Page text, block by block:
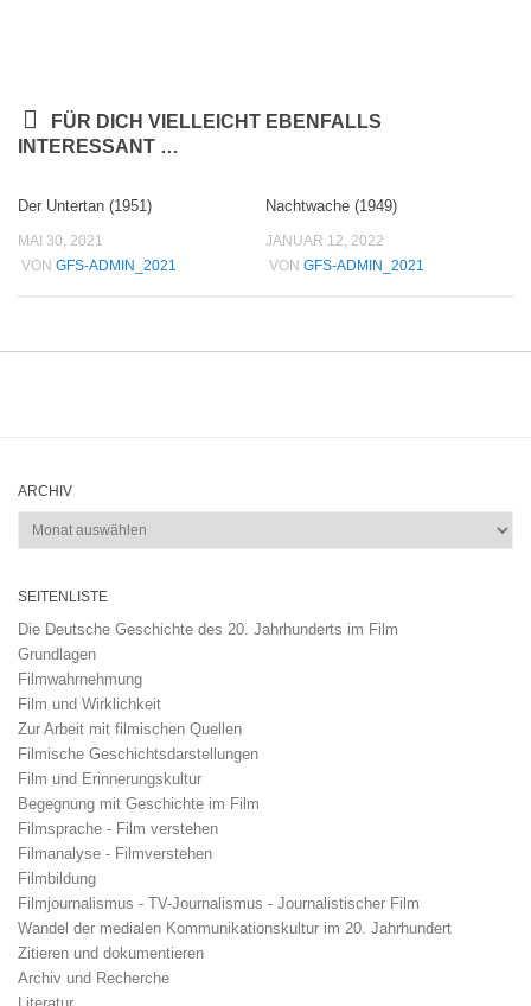
FÜR DICH VIELLEICHT EBENFALLS
INTERESSANT …
Der Untertan (1951)
MAI 30, 2021
VON GFS-ADMIN_2021
Nachtwache (1949)
JANUAR 12, 2022
VON GFS-ADMIN_2021
ARCHIV
Archiv
SEITENLISTE
Die Deutsche Geschichte des 20. Jahrhunderts im Film
Grundlagen
Filmwahrnehmung
Film und Wirklichkeit
Zur Arbeit mit filmischen Quellen
Filmische Geschichtsdarstellungen
Film und Erinnerungskultur
Begegnung mit Geschichte im Film
Filmsprache - Film verstehen
Filmanalyse - Filmverstehen
Filmbildung
Filmjournalismus - TV-Journalismus - Journalistischer Film
Wandel der medialen Kommunikationskultur im 20. Jahrhundert
Zitieren und dokumentieren
Archiv und Recherche